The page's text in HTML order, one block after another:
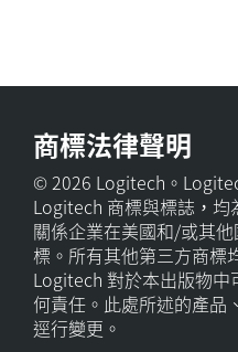
商標法律聲明
© 2026 Logitech。
Logitech 商標與標誌，均
關係企業在美國和/或其
標。所有其他第三方商標
Logitech 對於本出版物
何責任。此處所述的產品
逕行變更。